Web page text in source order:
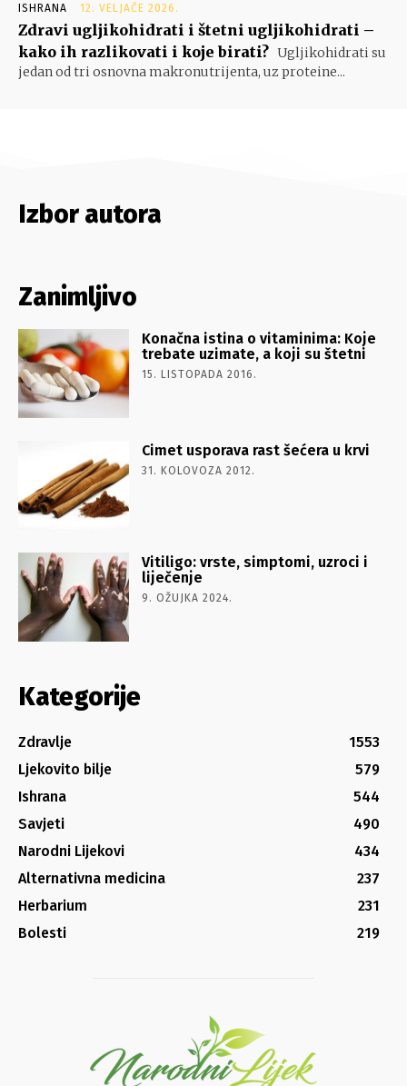
ISHRANA 12. VELJAČE 2026.
Zdravi ugljikohidrati i štetni ugljikohidrati –
kako ih razlikovati i koje birati? Ugljikohidrati su
jedan od tri osnovna makronutrijenta, uz proteine...
Izbor autora
Zanimljivo
Konačna istina o vitaminima: Koje
trebate uzimate, a koji su štetni
15. LISTOPADA 2016.
Cimet usporava rast šećera u krvi
31. KOLOVOZA 2012.
Vitiligo: vrste, simptomi, uzroci i
liječenje
9. OŽUJKA 2024.
Kategorije
Zdravlje
1553
Ljekovito bilje
579
Ishrana
544
Savjeti
490
Narodni Lijekovi
434
Alternativna medicina
237
Herbarium
231
Bolesti
219